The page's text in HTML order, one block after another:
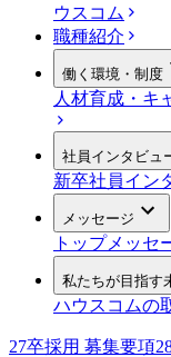
ウスコム
職種紹介
働く環境・制度
人材育成・キ
社員インタビュ
新卒社員イン
メッセージ
トップメッセ
私たちが目指す
ハウスコムの
27卒採用 募集要項